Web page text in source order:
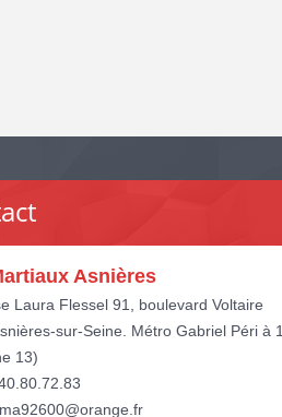
Asnières
Laura Flessel 91, boulevard Voltaire
sur-Seine. Métro Gabriel Péri à 1
13)